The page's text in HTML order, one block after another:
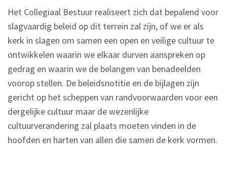
Het Collegiaal Bestuur realiseert zich dat bepalend voor
slagvaardig beleid op dit terrein zal zijn, of we er als
kerk in slagen om samen een open en veilige cultuur te
ontwikkelen waarin we elkaar durven aanspreken op
gedrag en waarin we de belangen van benadeelden
voorop stellen. De beleidsnotitie en de bijlagen zijn
gericht op het scheppen van randvoorwaarden voor een
dergelijke cultuur maar de wezenlijke
cultuurverandering zal plaats moeten vinden in de
hoofden en harten van allen die samen de kerk vormen.